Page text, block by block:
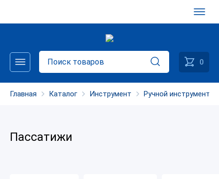
0
Главная Каталог Инструмент Ручной инструмент
Пассатижи